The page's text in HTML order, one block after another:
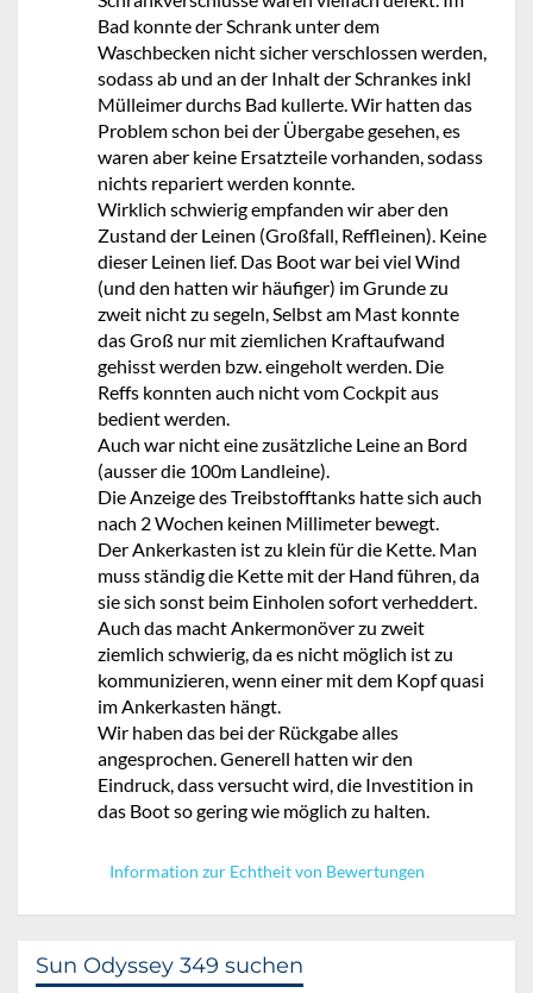
Bad konnte der Schrank unter dem
Waschbecken nicht sicher verschlossen werden,
sodass ab und an der Inhalt der Schrankes inkl
Mülleimer durchs Bad kullerte. Wir hatten das
Problem schon bei der Übergabe gesehen, es
waren aber keine Ersatzteile vorhanden, sodass
nichts repariert werden konnte.
Wirklich schwierig empfanden wir aber den
Zustand der Leinen (Großfall, Reffleinen). Keine
dieser Leinen lief. Das Boot war bei viel Wind
(und den hatten wir häufiger) im Grunde zu
zweit nicht zu segeln, Selbst am Mast konnte
das Groß nur mit ziemlichen Kraftaufwand
gehisst werden bzw. eingeholt werden. Die
Reffs konnten auch nicht vom Cockpit aus
bedient werden.
Auch war nicht eine zusätzliche Leine an Bord
(ausser die 100m Landleine).
Die Anzeige des Treibstofftanks hatte sich auch
nach 2 Wochen keinen Millimeter bewegt.
Der Ankerkasten ist zu klein für die Kette. Man
muss ständig die Kette mit der Hand führen, da
sie sich sonst beim Einholen sofort verheddert.
Auch das macht Ankermonöver zu zweit
ziemlich schwierig, da es nicht möglich ist zu
kommunizieren, wenn einer mit dem Kopf quasi
im Ankerkasten hängt.
Wir haben das bei der Rückgabe alles
angesprochen. Generell hatten wir den
Eindruck, dass versucht wird, die Investition in
das Boot so gering wie möglich zu halten.
Information zur Echtheit von Bewertungen
Sun Odyssey 349 suchen